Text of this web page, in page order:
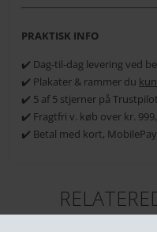
PRAKTISK INFO
✔️ Dag-til-dag levering ved
✔️ Plakater & rammer du kun
✔️ 5 af 5 stjerner på Trustpilot
✔️ Fragtfri v. køb over kr.
✔️ Betal med kort, MobilePay